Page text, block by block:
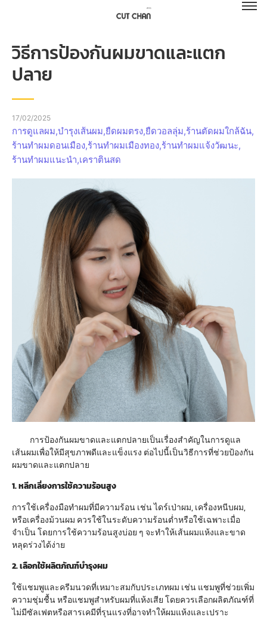
วิธีการป้องกันผมขาดและแตก
ปลาย
17/02/2025
การดูแลผม,บำรุงเส้นผม,ยืดผมตรง,ยืดวอลลุ่ม,ร้านตัดผมใกล้ฉัน,
ร้านทำผมดอนเมือง,ร้านทำผมเมืองทอง,ร้านทำผมแจ้งวัฒนะ,
ร้านทำผมแนะนำ,เคราตินสด
การป้องกันผมขาดและแตกปลายเป็นเรื่องสำคัญในการดูแล
เส้นผมเพื่อให้มีสุขภาพดีและแข็งแรง ต่อไปนี้เป็นวิธีการที่ช่วยป้องกัน
ผมขาดและแตกปลาย
1. หลีกเลี่ยงการใช้ความร้อนสูง
การใช้เครื่องมือทำผมที่มีความร้อน เช่น ไดร์เป่าผม, เครื่องหนีบผม,
หรือเครื่องม้วนผม ควรใช้ในระดับความร้อนต่ำหรือใช้เฉพาะเมื่อ
จำเป็น โดยการใช้ความร้อนสูงบ่อย ๆ จะทำให้เส้นผมแห้งและขาด
หลุดร่วงได้ง่าย
2. เลือกใช้ผลิตภัณฑ์บำรุงผม
ใช้แชมพูและครีมนวดที่เหมาะสมกับประเภทผม เช่น แชมพูที่ช่วยเพิ่ม
ความชุ่มชื้น หรือแชมพูสำหรับผมที่แห้งเสีย โดยควรเลือกผลิตภัณฑ์ที่
ไม่มีซัลเฟตหรือสารเคมีที่รุนแรงที่อาจทำให้ผมแห้งและเปราะ